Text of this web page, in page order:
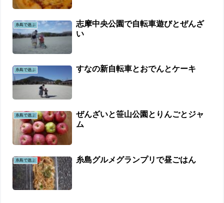
糸島で遊ぶ
志摩中央公園で自転車遊びとぜんざ
い
糸島で遊ぶ すなの新自転車とおでんとケーキ
糸島で遊ぶ
ぜんざいと笹山公園とりんごとジャ
ム
糸島で遊ぶ 糸島グルメグランプリで昼ごはん